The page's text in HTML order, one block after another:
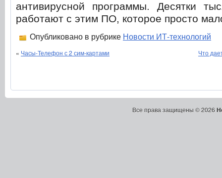
антивирусной программы. Десятки
работают с этим ПО, которое просто
Опубликовано в рубрике Новости ИТ-технологий
« Часы-Телефон с 2 сим-картами Что
Все права защищены © 2026